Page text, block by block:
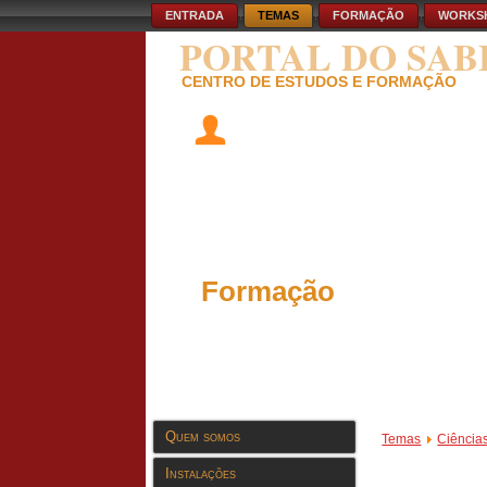
ENTRADA TEMAS FORMAÇÃO
PORTAL DO
CENTRO DE ESTUDOS E FORMAÇÃO
Formação
Quem somos
Instalações
Temas